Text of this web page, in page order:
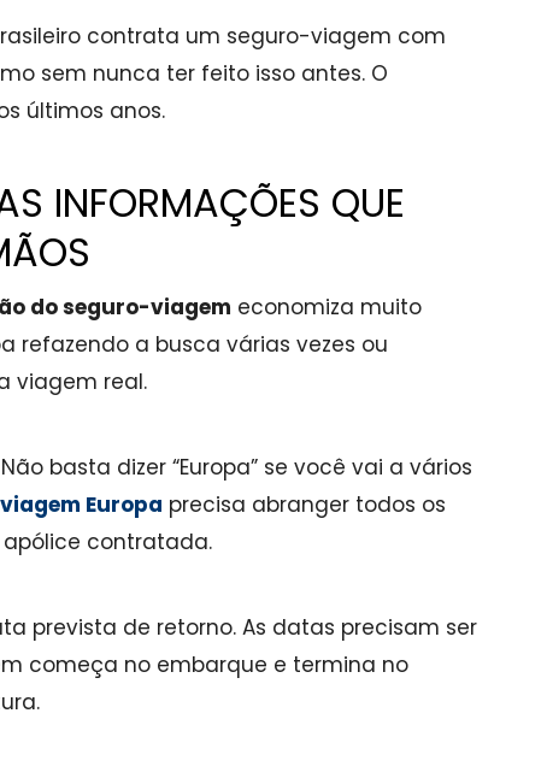
contrata um seguro-viagem com
sem nunca ter feito isso antes. O
últimos anos.
INFORMAÇÕES QUE
do seguro-viagem economiza muito
refazendo a busca várias vezes ou
viagem real.
basta dizer “Europa” se você vai a vários
Europa precisa abranger todos os
contratada.
prevista de retorno. As datas precisam ser
começa no embarque e termina no
tranquilidade, é fundamental para
nossas famílias e por todos que se
preocupam conosco.
opção, é
você sempre
nunca